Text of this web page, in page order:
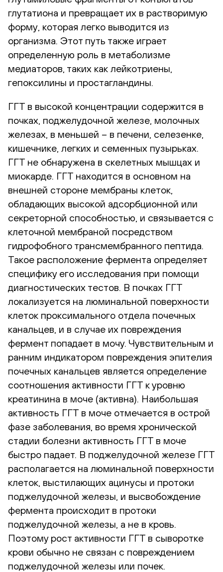
глутатиона и превращает их в растворимую
форму, которая легко выводится из
организма. Этот путь также играет
определенную роль в метаболизме
медиаторов, таких как лейкотриены,
гепоксилины и простагландины.
ГГТ в высокой концентрации содержится в
почках, поджелудочной железе, молочных
железах, в меньшей – в печени, селезенке,
кишечнике, легких и семенных пузырьках.
ГГТ не обнаружена в скелетных мышцах и
миокарде. ГГТ находится в основном на
внешней стороне мембраны клеток,
обладающих высокой адсорбционной или
секреторной способностью, и связывается с
клеточной мембраной посредством
гидрофобного трансмембранного пептида.
Такое расположение фермента определяет
специфику его исследования при помощи
диагностических тестов. В почках ГГТ
локализуется на люминальной поверхности
клеток проксимального отдела почечных
канальцев, и в случае их повреждения
фермент попадает в мочу. Чувствительным и
ранним индикатором повреждения эпителия
почечных канальцев является определение
соотношения активности ГГТ к уровню
креатинина в моче (активна). Наибольшая
активность ГГТ в моче отмечается в острой
фазе заболевания, во время хронической
стадии болезни активность ГГТ в моче
быстро падает. В поджелудочной железе ГГТ
располагается на люминальной поверхности
клеток, выстилающих ацинусы и протоки
поджелудочной железы, и высвобождение
фермента происходит в протоки
поджелудочной железы, а не в кровь.
Поэтому рост активности ГГТ в сыворотке
крови обычно не связан с повреждением
поджелудочной железы или почек.